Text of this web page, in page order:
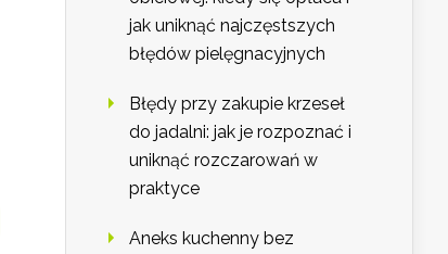
jak uniknąć najczęstszych
błędów pielęgnacyjnych
Błędy przy zakupie krzeseł
do jadalni: jak je rozpoznać i
uniknąć rozczarowań w
praktyce
Aneks kuchenny bez